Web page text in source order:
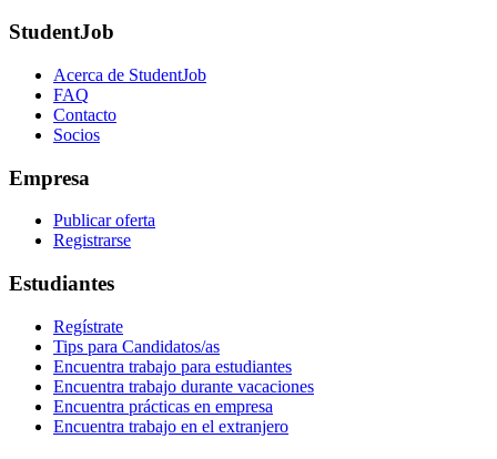
StudentJob
Acerca de StudentJob
FAQ
Contacto
Socios
Empresa
Publicar oferta
Registrarse
Estudiantes
Regístrate
Tips para Candidatos/as
Encuentra trabajo para estudiantes
Encuentra trabajo durante vacaciones
Encuentra prácticas en empresa
Encuentra trabajo en el extranjero